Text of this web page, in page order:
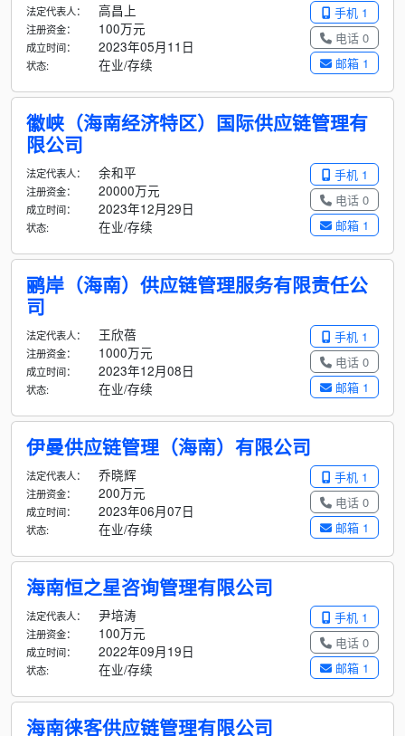
手机 1
电话 0
邮箱 1
法定代表人： 高昌上
注册资金： 100万元
成立时间： 2023年05月11日
状态: 在业/存续
徽峡（海南经济特区）国际供应链管理有
限公司
手机 1
电话 0
邮箱 1
法定代表人： 余和平
注册资金： 20000万元
成立时间： 2023年12月29日
状态: 在业/存续
鹂岸（海南）供应链管理服务有限责任公
司
手机 1
电话 0
邮箱 1
法定代表人： 王欣蓓
注册资金： 1000万元
成立时间： 2023年12月08日
状态: 在业/存续
伊曼供应链管理（海南）有限公司
手机 1
电话 0
邮箱 1
法定代表人： 乔晓辉
注册资金： 200万元
成立时间： 2023年06月07日
状态: 在业/存续
海南恒之星咨询管理有限公司
手机 1
电话 0
邮箱 1
法定代表人： 尹培涛
注册资金： 100万元
成立时间： 2022年09月19日
状态: 在业/存续
海南徕客供应链管理有限公司